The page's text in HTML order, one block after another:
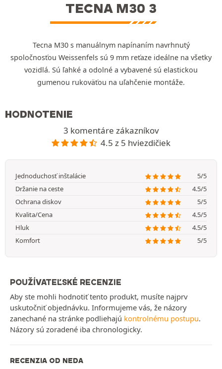
TECNA M30 3
Tecna M30 s manuálnym napínaním navrhnutý
spoločnosťou Weissenfels sú 9 mm reťaze ideálne na všetky
vozidlá. Sú ľahké a odolné a vybavené sú elastickou
gumenou rukoväťou na uľahčenie montáže.
HODNOTENIE
3 komentáre zákazníkov
4.5 z 5 hviezdičiek
Jednoduchosť inštalácie
5/5
Držanie na ceste
4.5/5
Ochrana diskov
5/5
Kvalita/Cena
4.5/5
Hluk
4.5/5
Komfort
5/5
POUŽÍVATEĽSKÉ RECENZIE
Aby ste mohli hodnotiť tento produkt, musíte najprv
uskutočniť objednávku. Informujeme vás, že názory
zanechané na stránke podliehajú kontrolnému postupu.
Názory sú zoradené iba chronologicky.
RECENZIA OD NEDA